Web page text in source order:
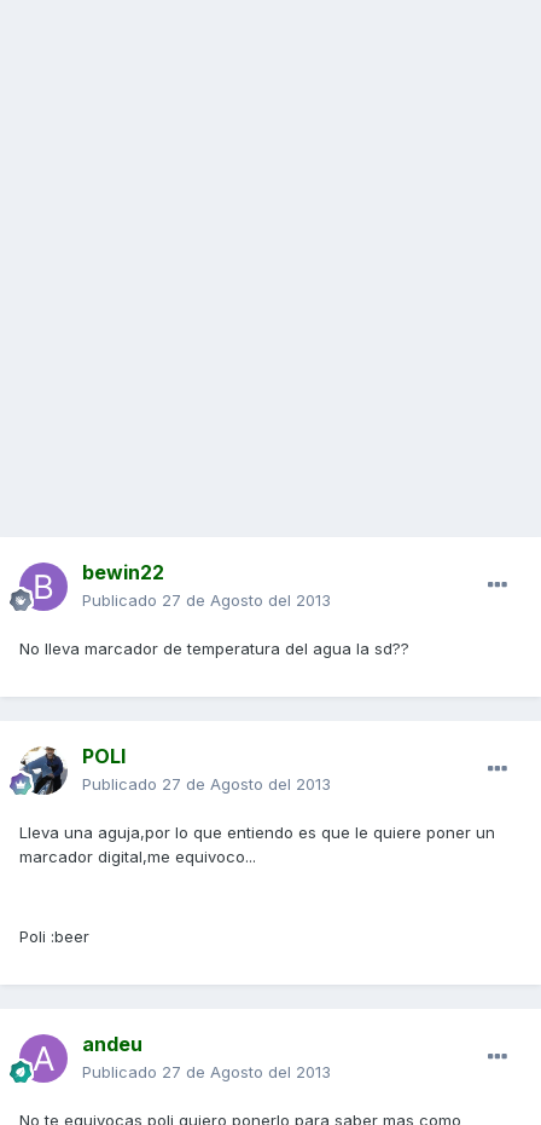
bewin22
Publicado 27 de Agosto del 2013
No lleva marcador de temperatura del agua la sd??
POLI
Publicado 27 de Agosto del 2013
Lleva una aguja,por lo que entiendo es que le quiere poner un
marcador digital,me equivoco...
Poli :beer
andeu
Publicado 27 de Agosto del 2013
No te equivocas poli quiero ponerlo para saber mas como